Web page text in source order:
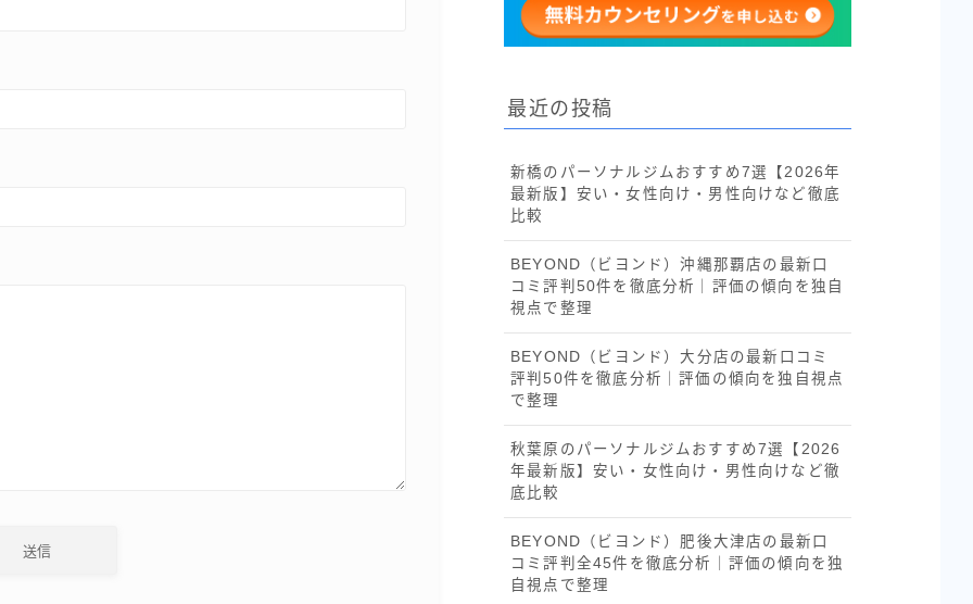
最近の投稿
新橋のパーソナルジムおすすめ7選【2026年
最新版】安い・女性向け・男性向けなど徹底
比較
BEYOND（ビヨンド）沖縄那覇店の最新口
コミ評判50件を徹底分析｜評価の傾向を独自
視点で整理
BEYOND（ビヨンド）大分店の最新口コミ
評判50件を徹底分析｜評価の傾向を独自視点
で整理
秋葉原のパーソナルジムおすすめ7選【2026
年最新版】安い・女性向け・男性向けなど徹
底比較
BEYOND（ビヨンド）肥後大津店の最新口
コミ評判全45件を徹底分析｜評価の傾向を独
自視点で整理